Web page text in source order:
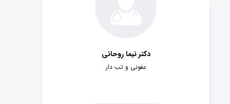
دکتر نيما روحاني
عفونی و تب دار